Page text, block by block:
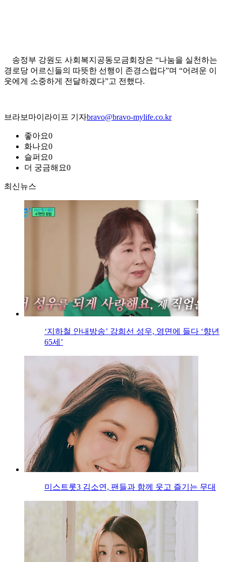
송정부 강원도 사회복지공동모금회장은 “나눔을 실천하는
경로당 어르신들의 따뜻한 선행이 존경스럽다”며 “어려운 이
웃에게 소중하게 전달하겠다”고 전했다.
브라보마이라이프 기자bravo@bravo-mylife.co.kr
좋아요0
화나요0
슬퍼요0
더 궁금해요0
최신뉴스
‘지하철 안내방송’ 강희선 성우, 영면에 들다 ‘향년
65세’
미스트롯3 김소연, 팬들과 함께 웃고 즐기는 무대